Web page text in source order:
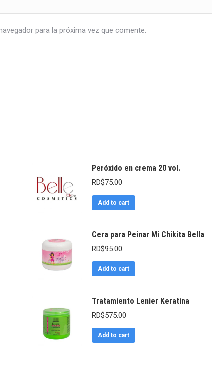
para la próxima vez que comente.
Peróxido en crema 20 vol.
RD$75.00
Add to cart
Cera para Peinar Mi Chikita Bella
RD$95.00
Add to cart
Tratamiento Lenier Keratina
RD$575.00
Add to cart